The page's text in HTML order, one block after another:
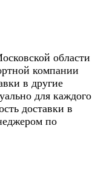
области
компании
в другие
для каждого
доставки в
по